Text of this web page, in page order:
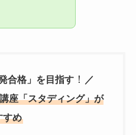
合格」を目指す ！
／
座「スタディング」が
すめ